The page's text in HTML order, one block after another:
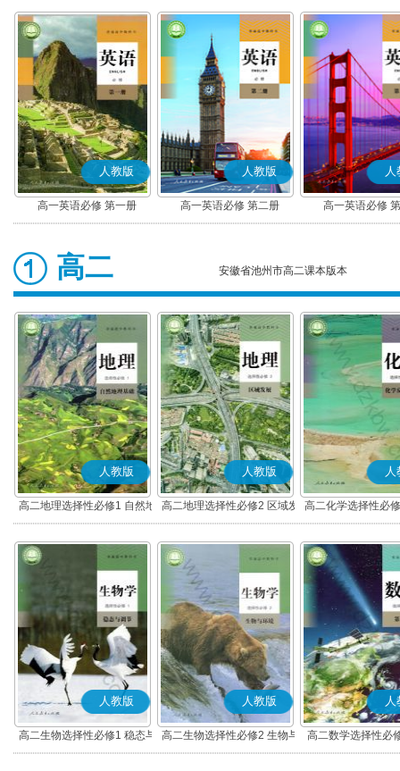
人教版
高一英语必修 第一册
人教版
高一英语必修 第二册
人
高一英语必修
高二 安徽省池州市高二课本版本
人教版
高二地理选择性必修1 自然地
理基础
人教版
高二地理选择性必修2 区域发
展
人
高二化学选择性必
应原理
人教版
高二生物选择性必修1 稳态与
调节
人教版
高二生物选择性必修2 生物与
环境
人
高二数学选择性必
(A版)